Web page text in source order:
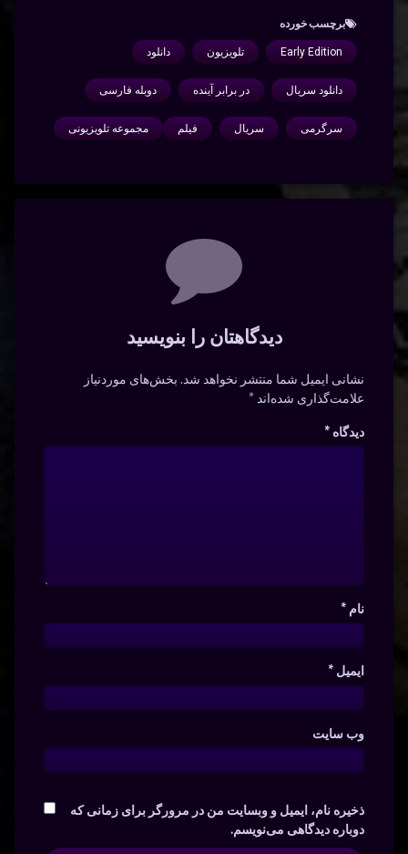
برچسب‌ خورده
Early Edition تلویزیون دانلود
دانلود سریال در برابر آینده دوبله فارسی
سرگرمی سریال فیلم مجموعه تلویزیونی
دیدگاهتان را بنویسید
نشانی ایمیل شما منتشر نخواهد شد. بخش‌های موردنیاز
علامت‌گذاری شده‌اند*
دیدگاه *
نام *
ایمیل *
وب‌ سایت
ذخیره نام، ایمیل و وبسایت من در مرورگر برای زمانی که
دوباره دیدگاهی می‌نویسم.